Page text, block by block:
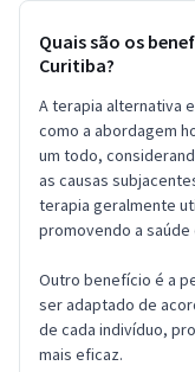
Quais são os
Curitiba?
A terapia alternativa
como a abordagem
um todo,
as causas
terapia geralmente
promovendo a
Outro benefício é a
ser adaptado de
de cada indivíduo,
mais eficaz.